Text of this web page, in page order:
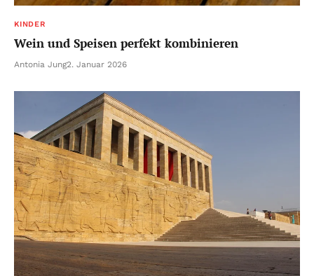
KINDER
Wein und Speisen perfekt kombinieren
Antonia Jung2. Januar 2026